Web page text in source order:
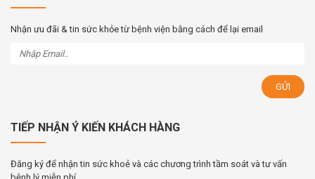
Nhận ưu đãi & tin sức khỏe từ bệnh viện bằng cách để lại email
TIẾP NHẬN Ý KIẾN KHÁCH HÀNG
Đăng ký để nhận tin sức khoẻ và các chương trình tầm soát và tư vấn
bệnh lý miễn phí